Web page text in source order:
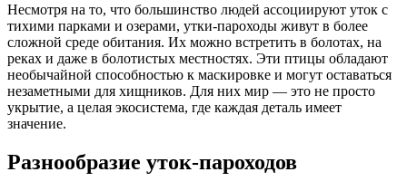
Несмотря на то, что большинство людей ассоциируют уток с
тихими парками и озерами, утки-пароходы живут в более
сложной среде обитания. Их можно встретить в болотах, на
реках и даже в болотистых местностях. Эти птицы обладают
необычайной способностью к маскировке и могут оставаться
незаметными для хищников. Для них мир — это не просто
укрытие, а целая экосистема, где каждая деталь имеет
значение.
Разнообразие уток-пароходов